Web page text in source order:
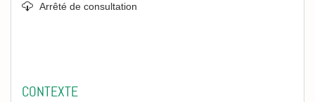
Arrêté de consultation
CONTEXTE